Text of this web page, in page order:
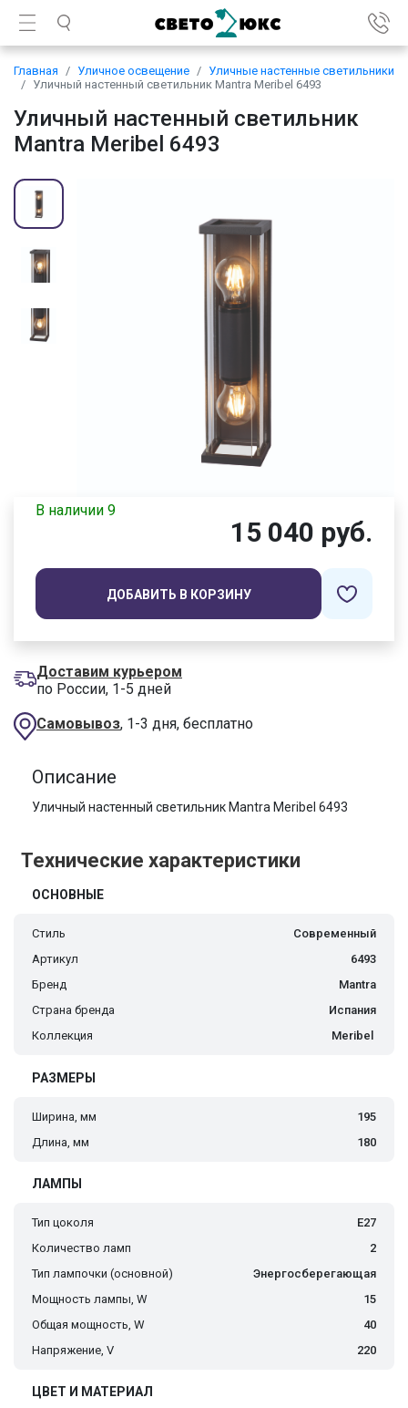
Главная Уличное освещение
Уличные настенные светильники
Уличный настенный светильник Mantra Meribel 6493
Уличный настенный светильник
Mantra Meribel 6493
В наличии 9
15 040 руб.
ДОБАВИТЬ В КОРЗИНУ
Доставим курьером
по России, 1-5 дней
Самовывоз, 1-3 дня, бесплатно
Описание
Уличный настенный светильник Mantra Meribel 6493
Технические характеристики
ОСНОВНЫЕ
Стиль
Современный
Артикул
6493
Бренд
Mantra
Страна бренда
Испания
Коллекция
Meribel
РАЗМЕРЫ
Ширина, мм
195
Длина, мм
180
ЛАМПЫ
Тип цоколя
E27
Количество ламп
2
Тип лампочки (основной)
Энергосберегающая
Мощность лампы, W
15
Общая мощность, W
40
Напряжение, V
220
ЦВЕТ И МАТЕРИАЛ